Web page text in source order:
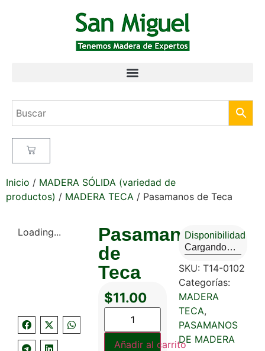
Inicio / MADERA SÓLIDA (variedad de
productos) / MADERA TECA / Pasamanos de Teca
Loading...
Pasamanos
de
Teca
$11.00
Añadir al carrito
Disponibilidad
Cargando…
SKU: T14-0102
Categorías:
MADERA
TECA,
PASAMANOS
DE MADERA